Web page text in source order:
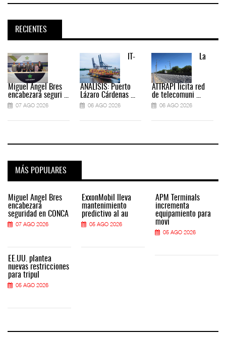
RECIENTES
Miguel Ángel Bres
encabezará seguri ...
07 AGO 2026
IT-
ANÁLISIS: Puerto
Lázaro Cárdenas ...
06 AGO 2026
La
ATTRAPI licita red
de telecomuni ...
06 AGO 2026
MÁS POPULARES
Miguel Ángel Bres
encabezará
seguridad en CONCA
07 AGO 2026
EE.UU. plantea
nuevas restricciones
para tripul
05 AGO 2026
ExxonMobil lleva
mantenimiento
predictivo al au
05 AGO 2026
APM Terminals
incrementa
equipamiento para
movi
05 AGO 2026